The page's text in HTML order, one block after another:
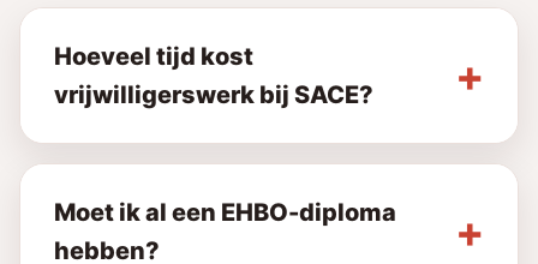
Hoeveel tijd kost
vrijwilligerswerk bij SACE?
Moet ik al een EHBO-diploma
hebben?